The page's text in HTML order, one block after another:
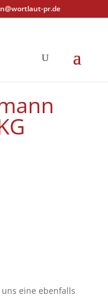
pr.de
eine ebenfalls